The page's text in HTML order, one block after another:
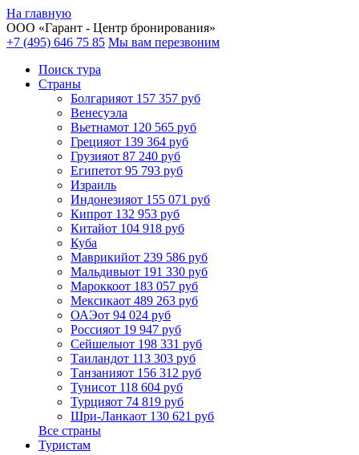
На главную
ООО «Гарант - Центр бронирования»
+7 (495) 646 75 85 Мы вам перезвоним
Поиск тура
Cтраны
Болгарияот 157 357 руб
Венесуэла
Вьетнамот 120 565 руб
Грецияот 139 364 руб
Грузияот 87 240 руб
Египетот 95 793 руб
Израиль
Индонезияот 155 071 руб
Кипрот 132 953 руб
Китайот 104 918 руб
Куба
Маврикийот 239 586 руб
Мальдивыот 191 330 руб
Мароккоот 183 057 руб
Мексикаот 489 263 руб
ОАЭот 94 024 руб
Россияот 19 947 руб
Сейшелыот 198 331 руб
Таиландот 113 303 руб
Танзанияот 156 312 руб
Тунисот 118 604 руб
Турцияот 74 819 руб
Шри-Ланкаот 130 621 руб
Все страны
Туристам